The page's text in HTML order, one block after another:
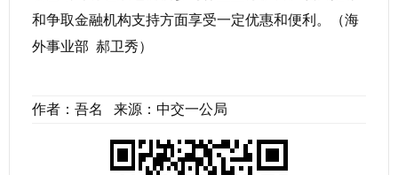
和争取金融机构支持方面享受一定优惠和便利。（海
外事业部 郝卫秀）
作者：吾名 来源：中交一公局